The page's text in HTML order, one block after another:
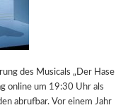
des Musicals „Der Hase
online um 19:30 Uhr als
abrufbar. Vor einem Jahr